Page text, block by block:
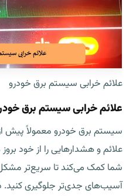
علائم خرابی سیستم برق خودرو
علائم خرابی سیستم برق
سیستم برق خودرو معمولاً پیش از
علائم و هشدارهایی را از خود
شما کمک می‌کند تا سریع‌تر
آسیب‌های جدی‌تر جلوگیری